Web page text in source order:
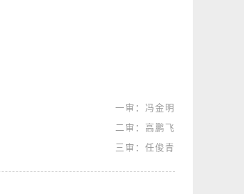
一审：冯金明
二审：高鹏飞
三审：任俊青